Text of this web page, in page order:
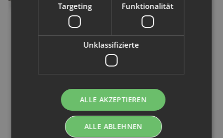
Blümchen
Bambus-
zum einkletten
Blümchen
Blümchen 2in1
SIO Kuschel-
SLIM FIT (5 Stk.)
One Size
29,50 €*
Blümchen
Windelvlies -
Targeting Funktionalität
Unklassifizierte
ALLE AKZEPTIEREN
ALLE ABLEHNEN